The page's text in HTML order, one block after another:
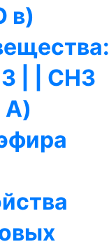
в)
| | CH3
А)